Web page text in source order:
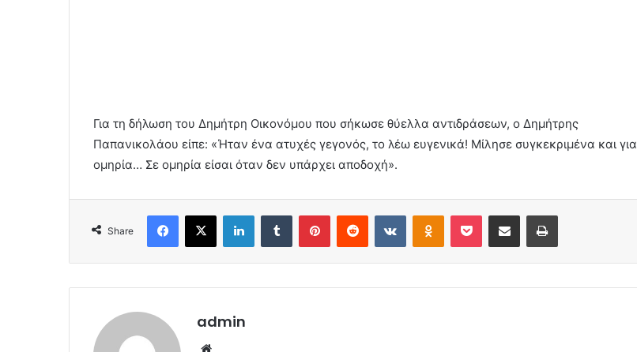
Για τη δήλωση του Δημήτρη Οικονόμου που σήκωσε θύελλα αντιδράσεων, ο Δημήτρης
Παπανικολάου είπε: «Ήταν ένα ατυχές γεγονός, το λέω ευγενικά! Μίλησε συγκεκριμένα και για
ομηρία… Σε ομηρία είσαι όταν δεν υπάρχει αποδοχή».
Share
Facebook
X LinkedInTumblr PinterestReddit VKontakteOdnoklassniki
Pocket Share via Email Print
admin